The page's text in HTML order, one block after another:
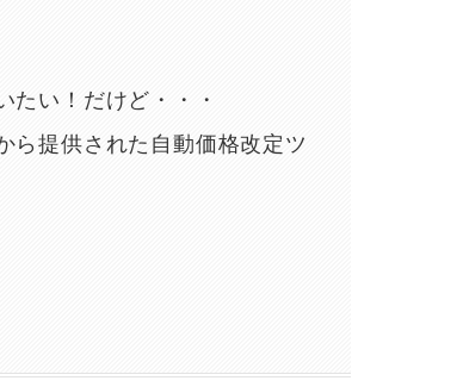
い！だけど・・・
ら提供された自動価格改定ツ